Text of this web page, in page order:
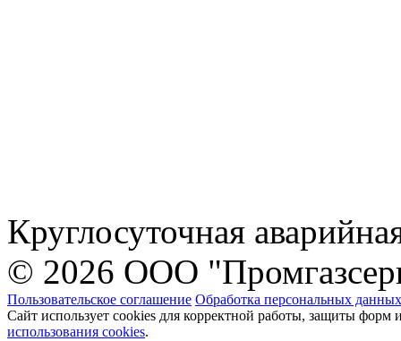
Круглосуточная
© 2026 ООО
Пользовательское соглашение Обработка персональных данных
Сайт использует cookies для корректной работы, защиты
использования cookies.